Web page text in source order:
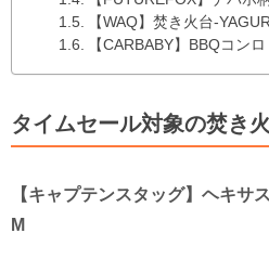
【WAQ】焚き火台-
【CARBABY】BBQコン
タイムセール対象の焚き
【キャプテンスタッグ】ヘキサ
M